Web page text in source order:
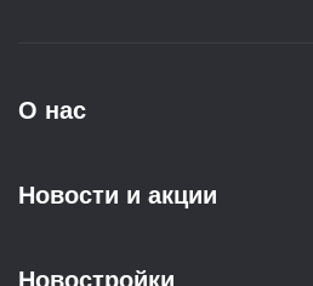
О нас
Новости и акции
Новостройки